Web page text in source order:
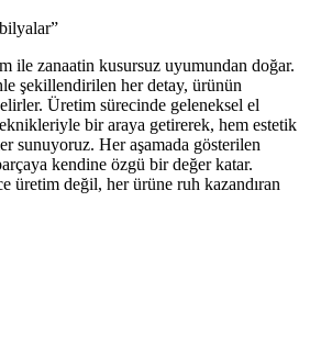
ile zanaatin kusursuz uyumundan doğar.
şekillendirilen her detay, ürünün
Üretim sürecinde geleneksel el
bir araya getirerek, hem estetik
sunuyoruz. Her aşamada gösterilen
kendine özgü bir değer katar.
üretim değil, her ürüne ruh kazandıran